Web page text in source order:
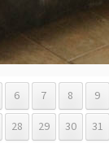
6 7 8 9
28 29 30 31